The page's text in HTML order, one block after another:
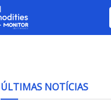
ÚLTIMAS NOTÍCIAS